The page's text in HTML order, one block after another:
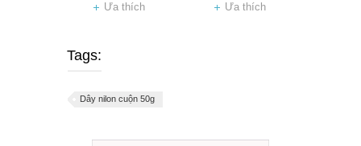
Ưa thích Ưa thích
Tags:
Dây nilon cuộn 50g